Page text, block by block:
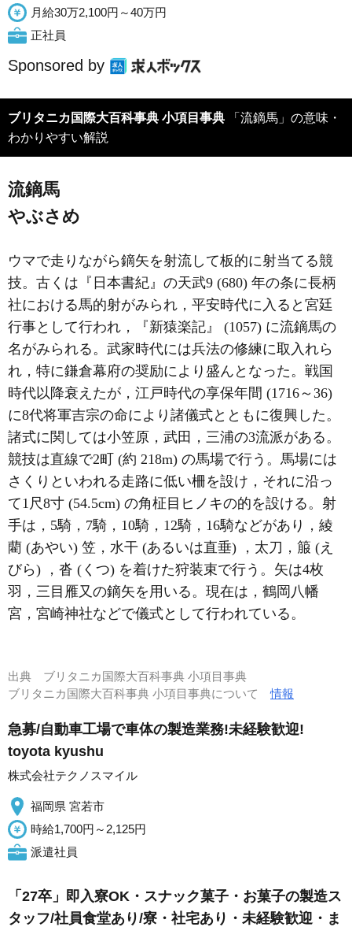
月給30万2,100円～40万円
正社員
Sponsored by
ブリタニカ国際大百科事典 小項目事典
わかりやすい解説
流鏑馬
やぶさめ
ウマで走りながら鏑矢を射流して板的に射当てる競
技。古くは『日本書紀』の天武9 (680) 年の条に長柄
社における馬的射がみられ，平安時代に入ると宮廷
行事として行われ，『新猿楽記』 (1057) に流鏑馬の
名がみられる。武家時代には兵法の修練に取入れら
れ，特に鎌倉幕府の奨励により盛んとなった。戦国
時代以降衰えたが，江戸時代の享保年間 (1716～36)
に8代将軍吉宗の命により諸儀式とともに復興した。
諸式に関しては小笠原，武田，三浦の3流派がある。
競技は直線で2町 (約 218m) の馬場で行う。馬場には
さくりといわれる走路に低い柵を設け，それに沿っ
て1尺8寸 (54.5cm) の角柾目ヒノキの的を設ける。射
手は，5騎，7騎，10騎，12騎，16騎などがあり，綾
藺 (あやい) 笠，水干 (あるいは直垂) ，太刀，箙 (え
びら) ，沓 (くつ) を着けた狩装束で行う。矢は4枚
羽，三目雁又の鏑矢を用いる。現在は，鶴岡八幡
宮，宮崎神社などで儀式として行われている。
出典 ブリタニカ国際大百科事典 小項目事典
ブリタニカ国際大百科事典 小項目事典について情報
急募/自動車工場で車体の製造業務!未経験歓迎!
toyota kyushu
株式会社テクノスマイル
福岡県 宮若市
時給1,700円～2,125円
派遣社員
「27卒」即入寮OK・スナック菓子・お菓子の製造ス
タッフ/社員食堂あり/寮・社宅あり・未経験歓迎・ま